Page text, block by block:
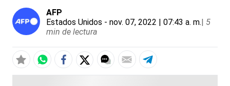
AFP
Estados Unidos - nov. 07, 2022 | 07:43 a. m.| 5
min de lectura